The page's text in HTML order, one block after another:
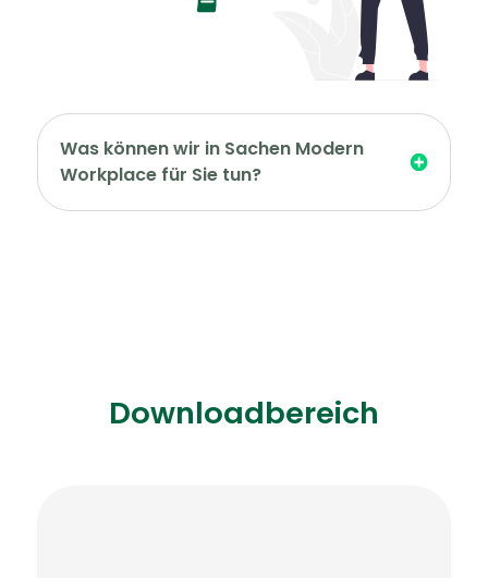
Was können wir in Sachen Modern
Workplace für Sie tun?
Downloadbereich